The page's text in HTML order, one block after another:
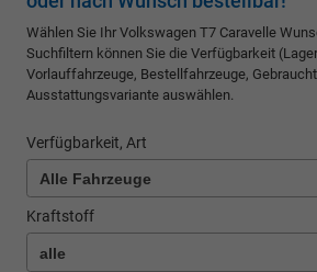
Wählen Sie Ihr Volkswagen T7 Caravelle
Suchfiltern können Sie die Verfügbarkeit
Vorlauffahrzeuge, Bestellfahrzeuge,
Ausstattungsvariante auswählen.
Verfügbarkeit, Art
Kraftstoff